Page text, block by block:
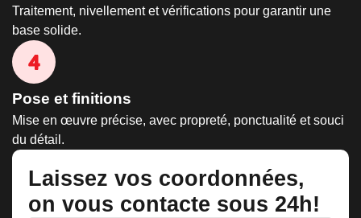
Traitement, nivellement et vérifications pour garantir une
base solide.
Pose et finitions
Mise en œuvre précise, avec propreté, ponctualité et souci
du détail.
Laissez vos coordonnées,
on vous contacte sous 24h!